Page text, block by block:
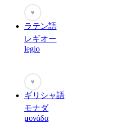
♥
ラテン語
レギオー
legio
♥
ギリシャ語
モナダ
μονάδα